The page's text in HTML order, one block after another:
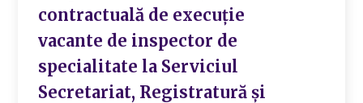
contractuală de execuție
vacante de inspector de
specialitate la Serviciul
Secretariat, Registratură și